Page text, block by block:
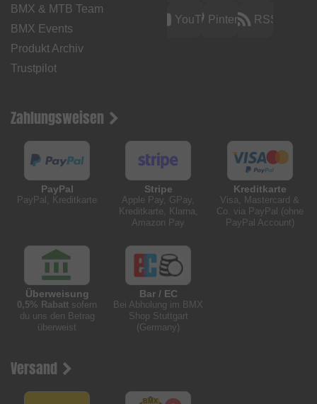
BMX & MTB Team
BMX Events
Produkt Archiv
Trustpilot
YouTubePinterest RSS
Zahlungsweisen
PayPal
PayPal, Kreditkarte
Stripe
Apple Pay, GPay,
Kreditkarte, Klarna,
Amazon Pay
Kreditkarte
Visa, Mastercard &
Co. via PayPal (ohne
PayPal Account)
Überweisung
0,5% Rabatt sofern
du uns den Betrag
überweist
Bar / EC
Bei Abholung im BMX
Shop Stuttgart
(Germany)
Versand